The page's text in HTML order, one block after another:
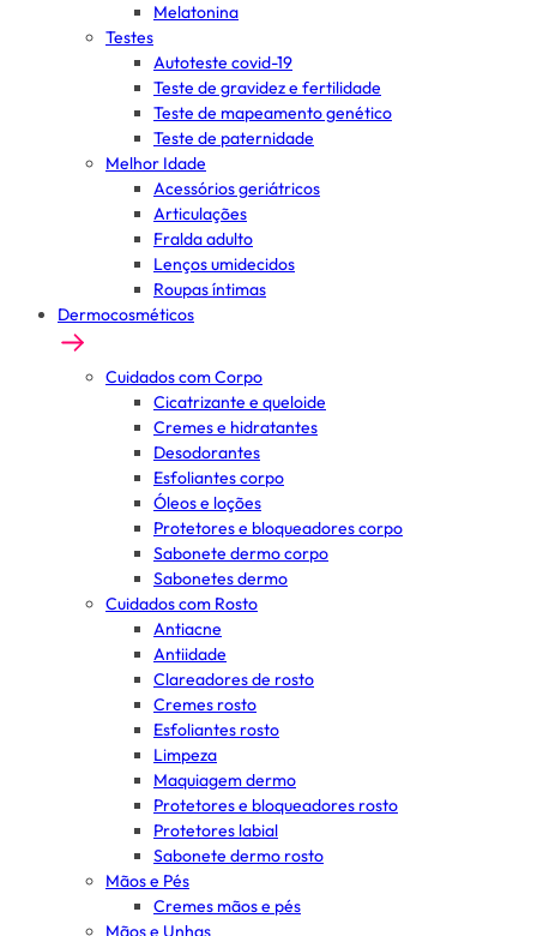
Melatonina
Testes
Autoteste covid-19
Teste de gravidez e fertilidade
Teste de mapeamento genético
Teste de paternidade
Melhor Idade
Acessórios geriátricos
Articulações
Fralda adulto
Lenços umidecidos
Roupas íntimas
Dermocosméticos
Cuidados com Corpo
Cicatrizante e queloide
Cremes e hidratantes
Desodorantes
Esfoliantes corpo
Óleos e loções
Protetores e bloqueadores corpo
Sabonete dermo corpo
Sabonetes dermo
Cuidados com Rosto
Antiacne
Antiidade
Clareadores de rosto
Cremes rosto
Esfoliantes rosto
Limpeza
Maquiagem dermo
Protetores e bloqueadores rosto
Protetores labial
Sabonete dermo rosto
Mãos e Pés
Cremes mãos e pés
Mãos e Unhas